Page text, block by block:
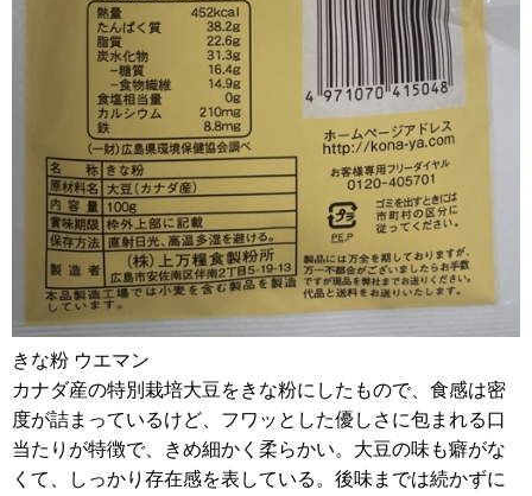
きな粉 ウエマン
カナダ産の特別栽培大豆をきな粉にしたもので、食感は密
度が詰まっているけど、フワッとした優しさに包まれる口
当たりが特徴で、きめ細かく柔らかい。大豆の味も癖がな
くて、しっかり存在感を表している。後味までは続かずに